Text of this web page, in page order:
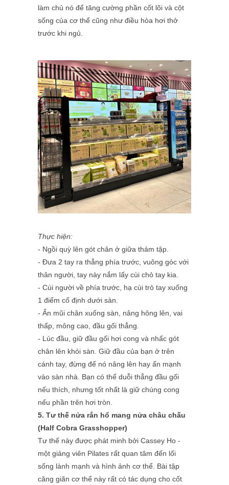
làm chủ nó để tăng cường phần cốt lõi và cột
sống của cơ thể cũng như điều hòa hơi thở
trước khi ngủ.
Thực hiện:
- Ngồi quỳ lên gót chân ở giữa thảm tập.
- Đưa 2 tay ra thẳng phía trước, vuông góc với
thân người, tay này nắm lấy cùi chỏ tay kia.
- Cúi người về phía trước, hạ cùi trỏ tay xuống
1 điểm cố định dưới sàn.
- Ấn mũi chân xuống sàn, nâng hông lên, vai
thấp, mông cao, đầu gối thẳng.
- Lúc đầu, giữ đầu gối hơi cong và nhấc gót
chân lên khỏi sàn. Giữ đầu của bạn ở trên
cánh tay, đừng để nó nâng lên hay ấn mạnh
vào sàn nhà. Bạn có thể duỗi thẳng đầu gối
nếu thích, nhưng tốt nhất là giữ chúng cong
nếu phần trên hơi tròn.
5. Tư thế nửa rắn hổ mang nửa châu chấu
(Half Cobra Grasshopper)
Tư thế này được phát minh bởi Cassey Ho -
một giảng viên Pilates rất quan tâm đến lối
sống lành mạnh và hình ảnh cơ thể. Bài tập
căng giãn cơ thể này rất có tác dụng cho cốt